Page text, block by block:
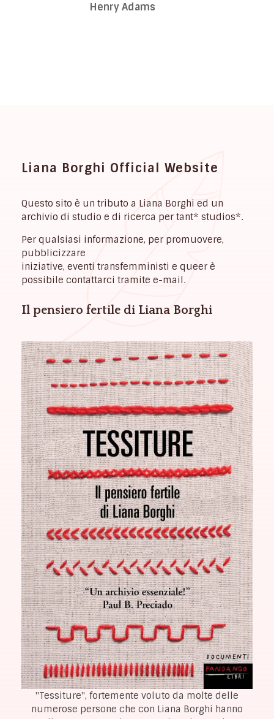
Henry Adams
Liana Borghi Official Website
Questo sito è un tributo a Liana Borghi ed un
archivio di studio e di ricerca per tant* studios*.
Per qualsiasi informazione, per promuovere,
pubblicizzare
iniziative, eventi transfemministi e queer è
possibile contattarci tramite e-mail.
Il pensiero fertile di Liana Borghi
"Tessiture", fortemente voluto da molte delle
numerose persone che con Liana Borghi hanno